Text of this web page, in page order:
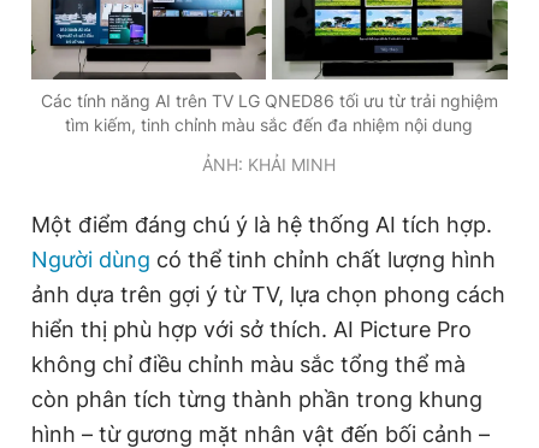
Các tính năng AI trên TV LG QNED86 tối ưu từ trải nghiệm
tìm kiếm, tinh chỉnh màu sắc đến đa nhiệm nội dung
ẢNH: KHẢI MINH
Một điểm đáng chú ý là hệ thống AI tích hợp.
Người dùng có thể tinh chỉnh chất lượng hình
ảnh dựa trên gợi ý từ TV, lựa chọn phong cách
hiển thị phù hợp với sở thích. AI Picture Pro
không chỉ điều chỉnh màu sắc tổng thể mà
còn phân tích từng thành phần trong khung
hình – từ gương mặt nhân vật đến bối cảnh –